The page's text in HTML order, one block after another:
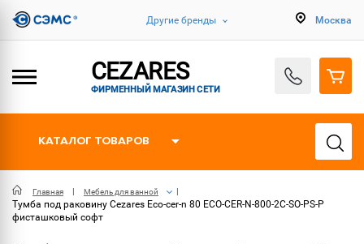
Другие бренды Москва
CEZARES
ФИРМЕННЫЙ МАГАЗИН СЕТИ
КАТАЛОГ ТОВАРОВ
Главная Мебель для ванной
Тумба под раковину Cezares Eco-cer-n 80 ECO-CER-N-800-2C-SO-PS-P
фисташковый софт